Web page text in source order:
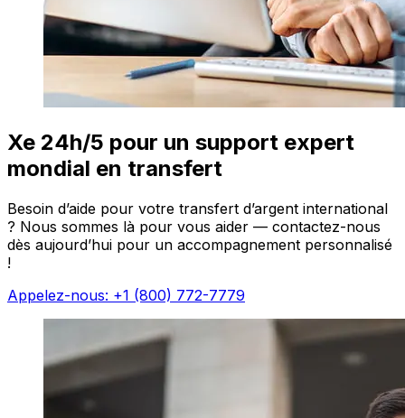
Xe 24h/5 pour un support expert
mondial en transfert
Besoin d’aide pour votre transfert d’argent international
? Nous sommes là pour vous aider — contactez-nous
dès aujourd’hui pour un accompagnement personnalisé
!
Appelez-nous: +1 (800) 772-7779